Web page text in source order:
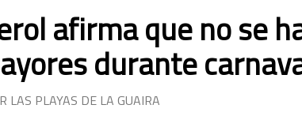
afirma que no se
durante
LAS PLAYAS DE LA GUAIRA